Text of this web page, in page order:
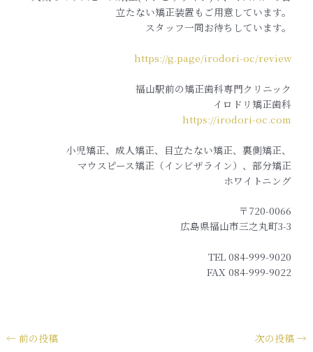
立たない矯正装置もご用意しています。
スタッフ一同お待ちしています。
https://g.page/irodori-oc/review
福山駅前の矯正歯科専門クリニック
イロドリ矯正歯科
https://irodori-oc.com
小児矯正、成人矯正、目立たない矯正、裏側矯正、
マウスピース矯正（インビザライン）、部分矯正
ホワイトニング
〒720-0066
広島県福山市三之丸町3-3
TEL 084-999-9020
FAX 084-999-9022
← 前の投稿 次の投稿 →